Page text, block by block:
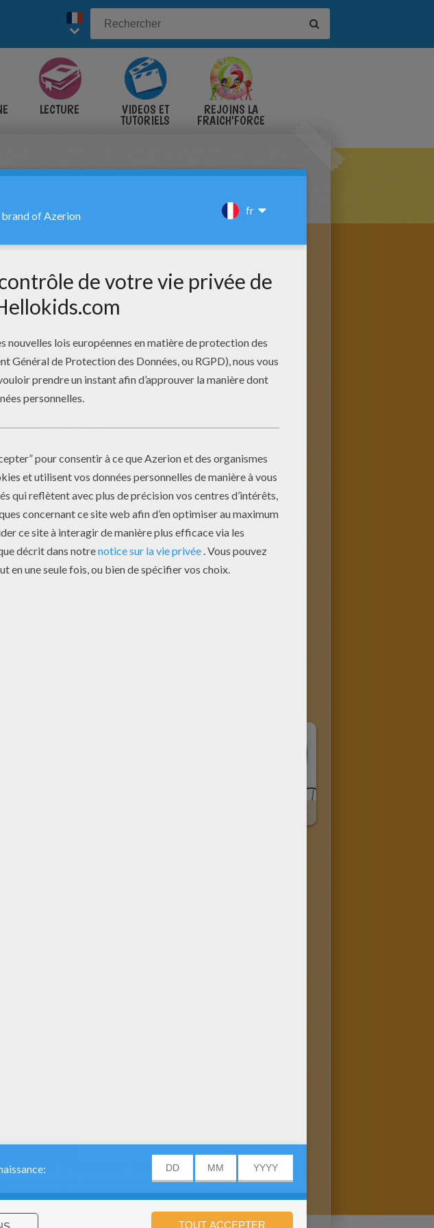
LECTURE VIDÉOS ET
TUTORIELS
REJOINS LA
FRAICH'FORCE
Barbie Avec Son Sac D'étudiante
Barbie Avec Son Nouveau Sweat
été, top tendance ! Choisis tes tenues préférées et
ou sur papier, les possibilités sont infinies !